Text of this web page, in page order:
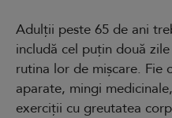
Adulții peste 65 de ani
includă cel puțin două
rutina lor de mișcare. Fie
aparate, mingi
exerciții cu greutatea